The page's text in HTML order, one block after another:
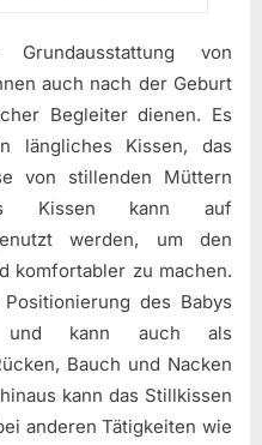
von
auch nach der Geburt
Begleiter dienen. Es
längliches Kissen, das
von stillenden Müttern
Kissen kann auf
werden, um den
komfortabler zu machen.
des Babys
und kann auch als
Bauch und Nacken
kann das Stillkissen
anderen Tätigkeiten wie